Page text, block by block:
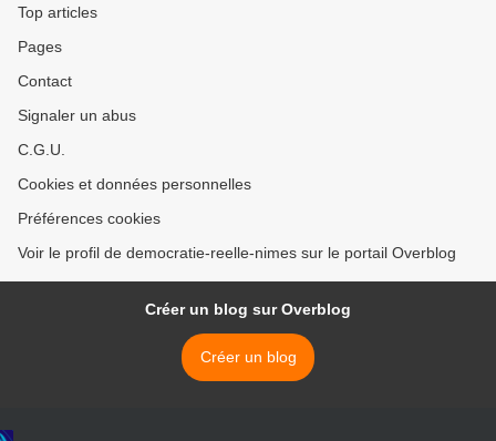
Top articles
Pages
Contact
Signaler un abus
C.G.U.
Cookies et données personnelles
Préférences cookies
Voir le profil de democratie-reelle-nimes sur le portail Overblog
Créer un blog sur Overblog
Créer un blog